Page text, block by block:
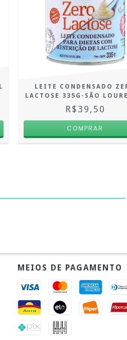
LEITE CONDENSADO
LACTOSE 335G-SÃO
R$39,50
MEIOS DE PAGAMENTO